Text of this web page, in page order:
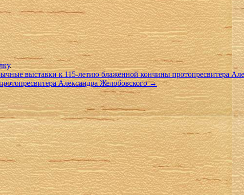
.
выставки к 115-летию блаженной кончины протопресвитера
Александра Желобовского→